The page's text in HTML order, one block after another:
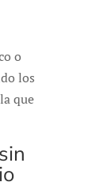
o
los
que